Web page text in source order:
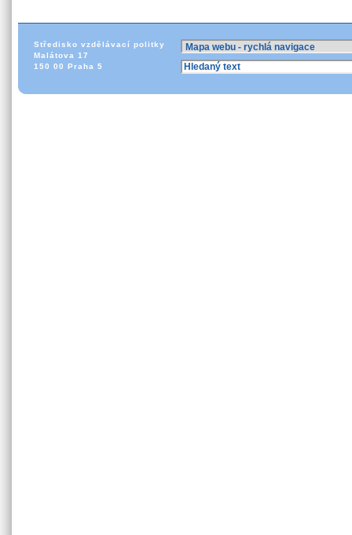
Středisko vzdělávací politky
Malátova 17
150 00 Praha 5